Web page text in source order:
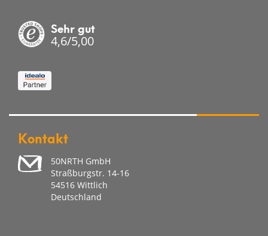
Sehr gut
4,6/5,00
Kontakt
50NRTH GmbH
Straßburgstr. 14-16
54516 Wittlich
Deutschland